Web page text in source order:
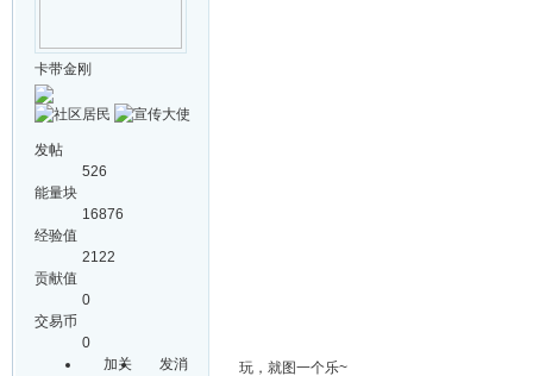
卡带金刚
发帖
526
能量块
16876
经验值
2122
贡献值
0
交易币
0
加关
发消
玩，就图一个乐~